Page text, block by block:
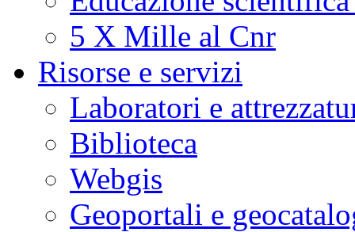
5 X Mille al Cnr
Risorse e servizi
Laboratori e
Biblioteca
Webgis
Geoportali e